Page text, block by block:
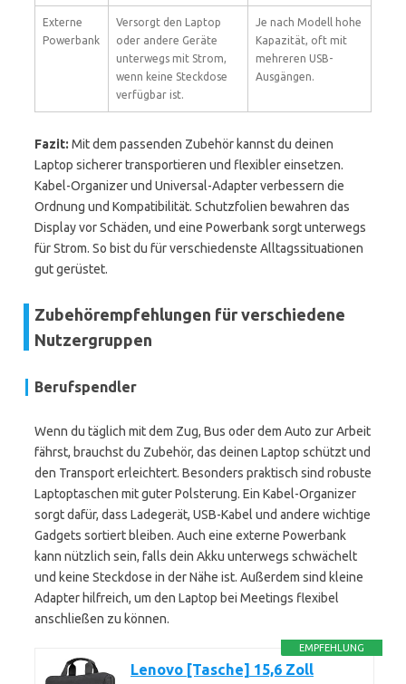
Externe
Powerbank
Versorgt den Laptop
oder andere Geräte
unterwegs mit Strom,
wenn keine Steckdose
verfügbar ist.
Je nach Modell hohe
Kapazität, oft mit
mehreren USB-
Ausgängen.
Fazit: Mit dem passenden Zubehör kannst du deinen
Laptop sicherer transportieren und flexibler einsetzen.
Kabel-Organizer und Universal-Adapter verbessern die
Ordnung und Kompatibilität. Schutzfolien bewahren das
Display vor Schäden, und eine Powerbank sorgt unterwegs
für Strom. So bist du für verschiedenste Alltagssituationen
gut gerüstet.
Zubehörempfehlungen für verschiedene
Nutzergruppen
Berufspendler
Wenn du täglich mit dem Zug, Bus oder dem Auto zur Arbeit
fährst, brauchst du Zubehör, das deinen Laptop schützt und
den Transport erleichtert. Besonders praktisch sind robuste
Laptoptaschen mit guter Polsterung. Ein Kabel-Organizer
sorgt dafür, dass Ladegerät, USB-Kabel und andere wichtige
Gadgets sortiert bleiben. Auch eine externe Powerbank
kann nützlich sein, falls dein Akku unterwegs schwächelt
und keine Steckdose in der Nähe ist. Außerdem sind kleine
Adapter hilfreich, um den Laptop bei Meetings flexibel
anschließen zu können.
EMPFEHLUNG
Lenovo [Tasche] 15,6 Zoll